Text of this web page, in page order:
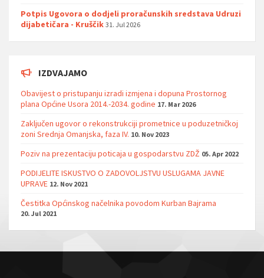
Potpis Ugovora o dodjeli proračunskih sredstava Udruzi
dijabetičara - Kruščik 31. Jul 2026
IZDVAJAMO
Obavijest o pristupanju izradi izmjena i dopuna Prostornog
plana Općine Usora 2014.-2034. godine 17. Mar 2026
Zaključen ugovor o rekonstrukciji prometnice u poduzetničkoj
zoni Srednja Omanjska, faza IV. 10. Nov 2023
Poziv na prezentaciju poticaja u gospodarstvu ZDŽ 05. Apr 2022
PODIJELITE ISKUSTVO O ZADOVOLJSTVU USLUGAMA JAVNE
UPRAVE 12. Nov 2021
Čestitka Općinskog načelnika povodom Kurban Bajrama
20. Jul 2021